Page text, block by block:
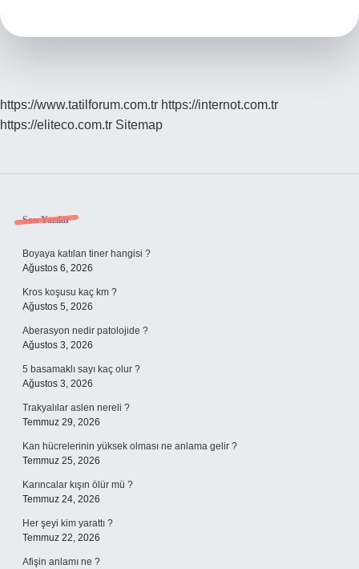
https://www.tatilforum.com.tr https://internot.com.tr
https://eliteco.com.tr Sitemap
Sidebar
Son Yazılar
Boyaya katılan tiner hangisi ?
Ağustos 6, 2026
Kros koşusu kaç km ?
Ağustos 5, 2026
Aberasyon nedir patolojide ?
Ağustos 3, 2026
5 basamaklı sayı kaç olur ?
Ağustos 3, 2026
Trakyalılar aslen nereli ?
Temmuz 29, 2026
Kan hücrelerinin yüksek olması ne anlama gelir ?
Temmuz 25, 2026
Karıncalar kışın ölür mü ?
Temmuz 24, 2026
Her şeyi kim yarattı ?
Temmuz 22, 2026
Afişin anlamı ne ?